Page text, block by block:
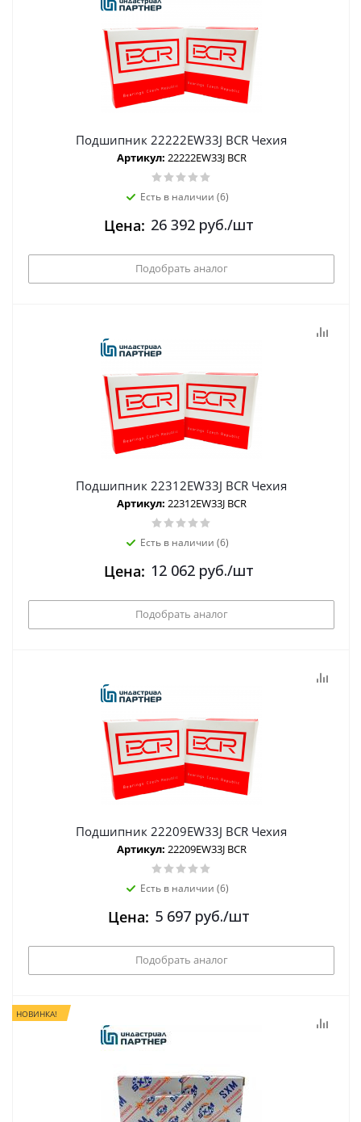
Подшипник 22222EW33J BCR Чехия
Артикул: 22222EW33J BCR
Есть в наличии (6)
Цена: 26 392руб./шт
Подобрать аналог
Подшипник 22312EW33J BCR Чехия
Артикул: 22312EW33J BCR
Есть в наличии (6)
Цена: 12 062руб./шт
Подобрать аналог
Подшипник 22209EW33J BCR Чехия
Артикул: 22209EW33J BCR
Есть в наличии (6)
Цена: 5 697руб./шт
Подобрать аналог
НОВИНКА!